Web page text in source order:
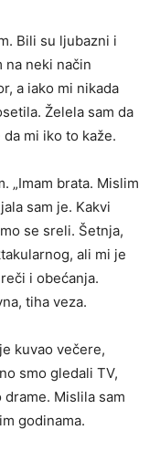
Bili su ljubazni i
na neki način
a iako mi nikada
Želela sam da
mi iko to kaže.
„Imam brata. Mislim
sam je. Kakvi
se sreli. Šetnja,
ali mi je
i obećanja.
tiha veza.
kuvao večere,
smo gledali TV,
Mislila sam
godinama.